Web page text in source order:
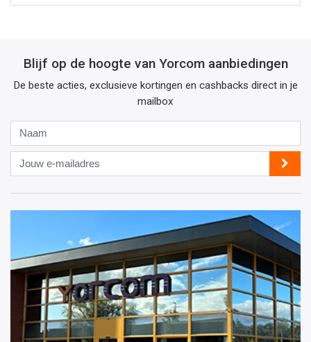
Blijf op de hoogte van Yorcom aanbiedingen
De beste acties, exclusieve kortingen en cashbacks direct in je
mailbox
Jouw
e-
mailadres